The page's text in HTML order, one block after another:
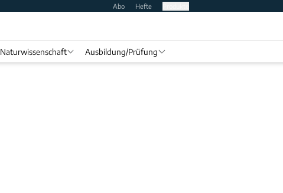
Abo Hefte
Naturwissenschaft Ausbildung/Prüfung